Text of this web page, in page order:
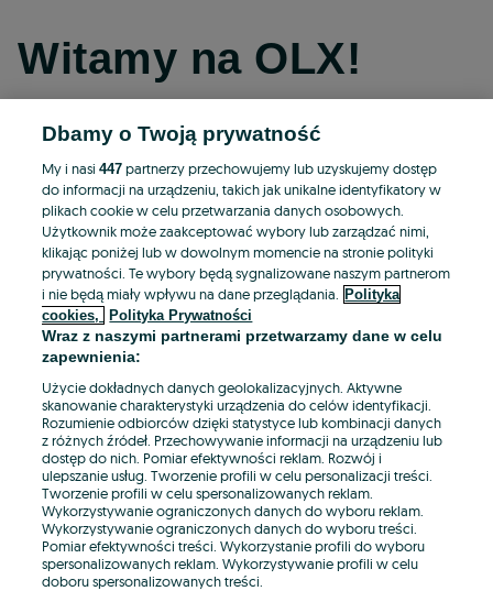
Witamy na OLX!
Kontynuuj przez Facebooka
Kontynuuj przez konto Apple
Kontynuuj przez konto Google
LUB
E-mail
Hasło
Dbamy o Twoją prywatność
My i nasi447 partnerzy przechowujemy lub uzyskujemy dostęp
do informacji na urządzeniu, takich jak unikalne identyfikatory w
plikach cookie w celu przetwarzania danych osobowych.
Użytkownik może zaakceptować wybory lub zarządzać nimi,
klikając poniżej lub w dowolnym momencie na stronie polityki
prywatności. Te wybory będą sygnalizowane naszym partnerom
i nie będą miały wpływu na dane przeglądania.
Polityka
cookies,
Polityka Prywatności
Wraz z naszymi partnerami przetwarzamy dane w celu
zapewnienia:
Użycie dokładnych danych geolokalizacyjnych. Aktywne
skanowanie charakterystyki urządzenia do celów identyfikacji.
Rozumienie odbiorców dzięki statystyce lub kombinacji danych
z różnych źródeł. Przechowywanie informacji na urządzeniu lub
dostęp do nich. Pomiar efektywności reklam. Rozwój i
ulepszanie usług. Tworzenie profili w celu personalizacji treści.
Tworzenie profili w celu spersonalizowanych reklam.
Wykorzystywanie ograniczonych danych do wyboru reklam.
Wykorzystywanie ograniczonych danych do wyboru treści.
Pomiar efektywności treści. Wykorzystanie profili do wyboru
spersonalizowanych reklam. Wykorzystywanie profili w celu
doboru spersonalizowanych treści.